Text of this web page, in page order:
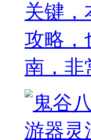
关键
攻略，
南，非